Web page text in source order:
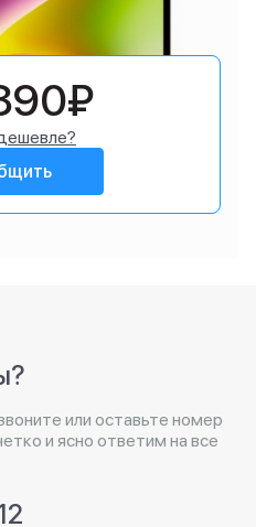
или оставьте номер
и ясно ответим на все